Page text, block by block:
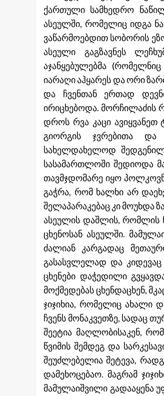
ქართული სამხედრო
ასეულში, რომელიც იდგა
ვაწარმოებდით სობორის
ასეული გაგზავნეს
აჯანყებულებმა
იარაღი აჰყარეს და ორი
და ჩვენთან ერთად
ირიცხებოდა. მორჩილაძის
დროს რვა კაცი ავიყვანეთ
გიორგის ჯვრებითა
სახელდახელოდ
სასამართლოში შედიოდა
თავმჯდომარე იყო
გაჭრა, რომ ხალხი არ
შელაპარაკებაც კი მოუხდა
ასეულის დაშლის, რომლის
ცხენოსან ასეულში.
ძალიან კარგადაც
გასასვლელად და კიდევაც
ცხენები დაჭედილი
მოქმედებას ცხენდაცხენ,
ჯიჯიხია, რომელიც ახალი
ჩვენს მონაკვეთზე, სადაც
შეეტია მაღლობისაკენ,
წვიმის შემდეგ და
შეუძლებელია შეტევა,
დამეხოცებაო. მაგრამ
მამულაიშვილი გადააყენა